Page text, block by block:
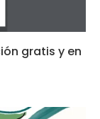
gratis y en